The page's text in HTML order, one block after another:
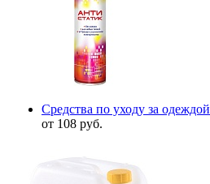
Средства по уходу за одеждой
от 108 руб.